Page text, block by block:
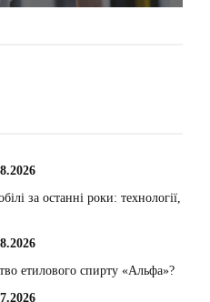
за останні роки: технології,
етилового спирту «Альфа»?